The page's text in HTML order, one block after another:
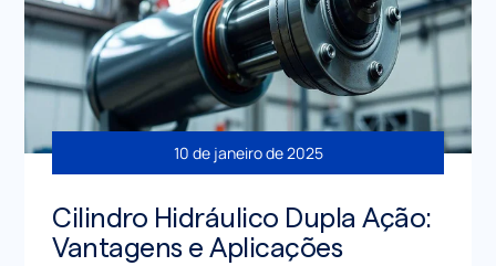
10 de janeiro de 2025
Cilindro Hidráulico Dupla Ação:
Vantagens e Aplicações